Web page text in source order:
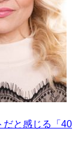
と感じる「40